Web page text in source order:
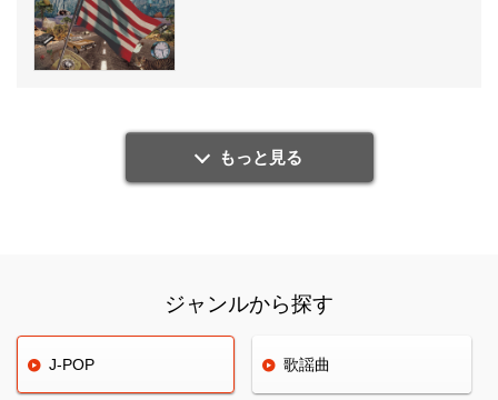
もっと見る
ジャンルから探す
J-POP 歌謡曲